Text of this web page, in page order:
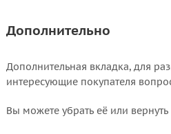
Дополнительно
Дополнительная вкладка, для
интересующие покупателя
Вы можете убрать её или